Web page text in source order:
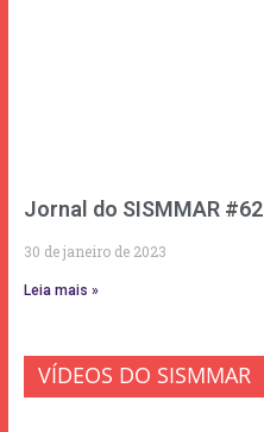
Jornal do SISMMAR #62
30 de janeiro de 2023
Leia mais »
VÍDEOS DO SISMMAR